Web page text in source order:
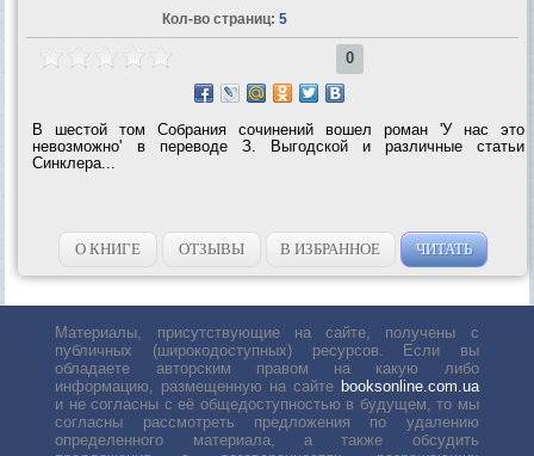
Кол-во страниц: 5
0
В шестой том Собрания сочинений вошел роман 'У нас это
невозможно' в переводе З. Выгодской и различные статьи
Синклера...
О КНИГЕ ОТЗЫВЫ В ИЗБРАННОЕ ЧИТАТЬ
Материалы, присутствующие на сайте, получены с
публичных (широкодоступных) ресурсов. Если вы
обладаете авторским правом на какую либо
информацию, размещенную на сайте booksonline.com.ua
и не согласны с её общедоступностью в будущем, то мы
согласны рассмотреть предложения по удалению
определенного материала, а также обсудить